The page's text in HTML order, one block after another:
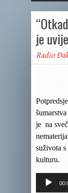
je
Radio
P
je na
suživota
kulturu.